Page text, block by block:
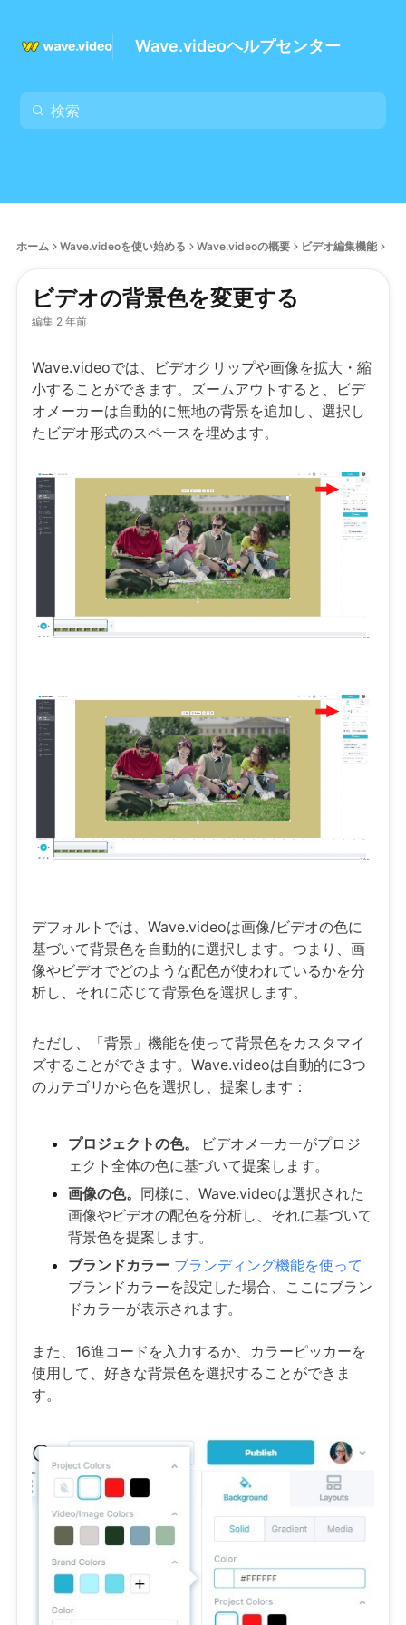
Wave.videoヘルプセンター
ホーム Wave.videoを使い始める Wave.videoの概要 ビデオ編集機能
ビデオの背景色を変更する
編集 2 年前
Wave.videoでは、ビデオクリップや画像を拡大・縮
小することができます。ズームアウトすると、ビデ
オメーカーは自動的に無地の背景を追加し、選択し
たビデオ形式のスペースを埋めます。
デフォルトでは、Wave.videoは画像/ビデオの色に
基づいて背景色を自動的に選択します。つまり、画
像やビデオでどのような配色が使われているかを分
析し、それに応じて背景色を選択します。
ただし、「背景」機能を使って背景色をカスタマイ
ズすることができます。Wave.videoは自動的に3つ
のカテゴリから色を選択し、提案します：
プロジェクトの色。
ビデオメーカーがプロジ
ェクト全体の色に基づいて提案します。
画像の色。 同様に、Wave.videoは選択された
画像やビデオの配色を分析し、それに基づいて
背景色を提案します。
ブランドカラー ブランディング機能を使って
ブランドカラーを設定した場合、ここにブラン
ドカラーが表示されます。
また、16進コードを入力するか、カラーピッカーを
使用して、好きな背景色を選択することができま
す。